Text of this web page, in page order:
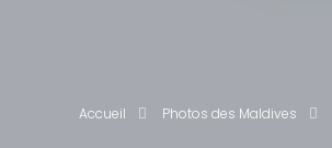
Accueil Photos des Maldives